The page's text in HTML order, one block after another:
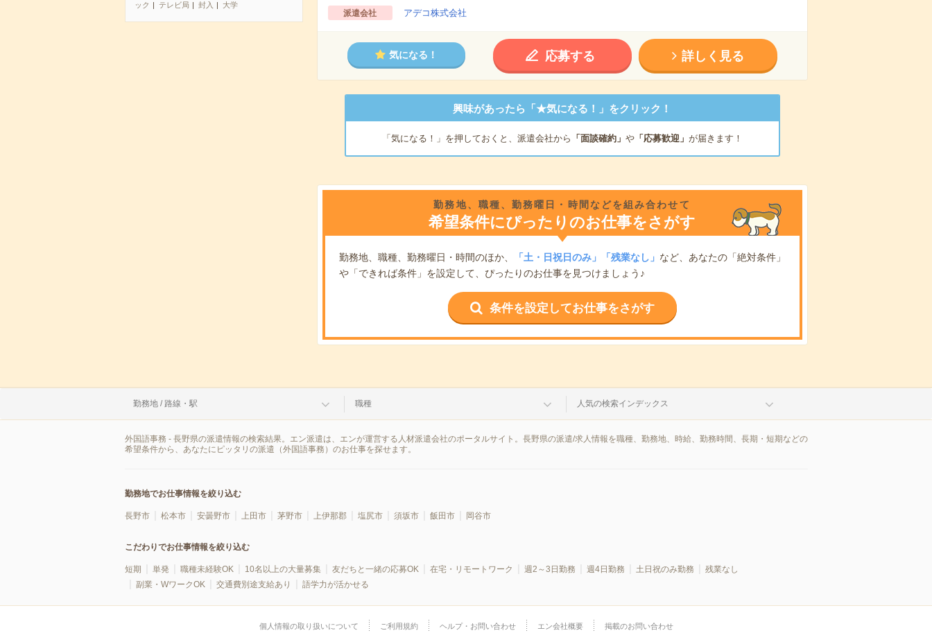
ック
テレビ局 封入 大学
派遣会社 アデコ株式会社
気になる！ 応募する 詳しく見る
興味があったら「★気になる！」をクリック！
「気になる！」を押しておくと、派遣会社から 「面談確約」 や「応募歓迎」 が届きます！
勤務地、職種、勤務曜日・時間などを組み合わせて
希望条件にぴったりのお仕事をさがす
勤務地、職種、勤務曜日・時間のほか、 「土・日祝日のみ」「残業なし」 など、あなたの「絶対条件」
や「できれば条件」を設定して、ぴったりのお仕事を見つけましょう♪
条件を設定してお仕事をさがす
勤務地 / 路線・駅 職種 人気の検索インデックス
外国語事務 - 長野県の派遣情報の検索結果。エン派遣は、エンが運営する人材派遣会社のポータルサイト。長野県の派遣/求人情報を職種、勤務地、時給、勤務時間、長期・短期などの
希望条件から、あなたにピッタリの派遣（外国語事務）のお仕事を探せます。
勤務地でお仕事情報を絞り込む
長野市 松本市 安曇野市 上田市 茅野市 上伊那郡 塩尻市 須坂市 飯田市 岡谷市
こだわりでお仕事情報を絞り込む
短期 単発 職種未経験OK 10名以上の大量募集 友だちと一緒の応募OK 在宅・リモートワーク 週2～3日勤務 週4日勤務 土日祝のみ勤務
残業なし
副業・WワークOK
交通費別途支給あり 語学力が活かせる
個人情報の取り扱いについて ご利用規約 ヘルプ・お問い合わせ エン会社概要 掲載のお問い合わせ